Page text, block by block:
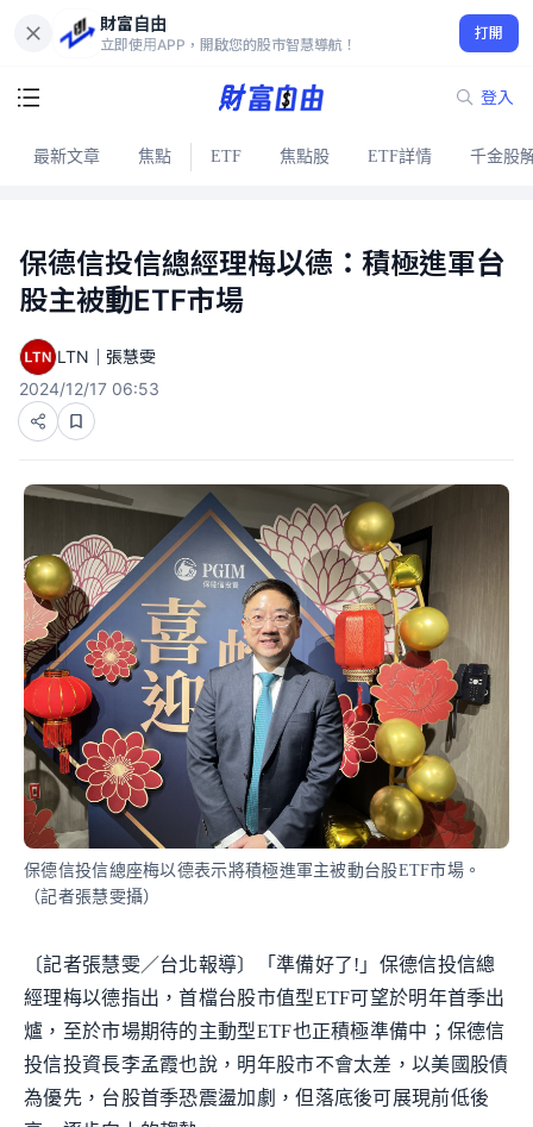
財富自由
立即使用APP，開啟您的股市智慧導航！
打開
登入
最新文章 焦點 ETF 焦點股 ETF詳情 千金股
保德信投信總經理梅以德：積極進軍台
股主被動ETF市場
LTN｜張慧雯
2024/12/17 06:53
保德信投信總座梅以德表示將積極進軍主被動台股ETF市場。
（記者張慧雯攝）
〔記者張慧雯／台北報導〕「準備好了!」保德信投信總
經理梅以德指出，首檔台股市值型ETF可望於明年首季出
爐，至於市場期待的主動型ETF也正積極準備中；保德信
投信投資長李孟霞也說，明年股市不會太差，以美國股債
為優先，台股首季恐震盪加劇，但落底後可展現前低後